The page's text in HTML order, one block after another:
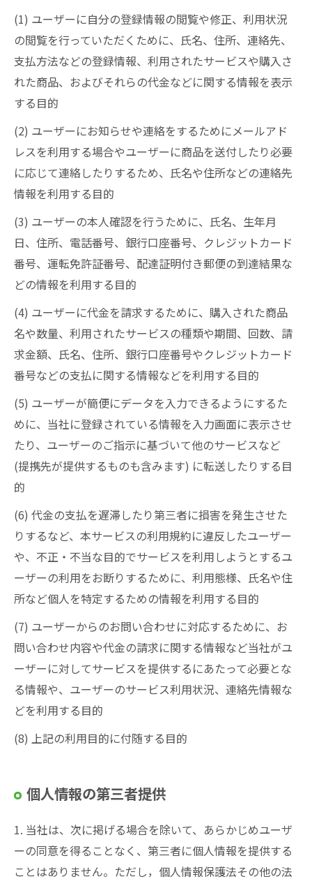
(1) ユーザーに自分の登録情報の閲覧や修正、利用状況
の閲覧を行っていただくために、氏名、住所、連絡先、
支払方法などの登録情報、利用されたサービスや購入さ
れた商品、およびそれらの代金などに関する情報を表示
する目的
(2) ユーザーにお知らせや連絡をするためにメールアド
レスを利用する場合やユーザーに商品を送付したり必要
に応じて連絡したりするため、氏名や住所などの連絡先
情報を利用する目的
(3) ユーザーの本人確認を行うために、氏名、生年月
日、住所、電話番号、銀行口座番号、クレジットカード
番号、運転免許証番号、配達証明付き郵便の到達結果な
どの情報を利用する目的
(4) ユーザーに代金を請求するために、購入された商品
名や数量、利用されたサービスの種類や期間、回数、請
求金額、氏名、住所、銀行口座番号やクレジットカード
番号などの支払に関する情報などを利用する目的
(5) ユーザーが簡便にデータを入力できるようにするた
めに、当社に登録されている情報を入力画面に表示させ
たり、ユーザーのご指示に基づいて他のサービスなど
(提携先が提供するものも含みます) に転送したりする目
的
(6) 代金の支払を遅滞したり第三者に損害を発生させた
りするなど、本サービスの利用規約に違反したユーザー
や、不正・不当な目的でサービスを利用しようとするユ
ーザーの利用をお断りするために、利用態様、氏名や住
所など個人を特定するための情報を利用する目的
(7) ユーザーからのお問い合わせに対応するために、お
問い合わせ内容や代金の請求に関する情報など当社がユ
ーザーに対してサービスを提供するにあたって必要とな
る情報や、ユーザーのサービス利用状況、連絡先情報な
どを利用する目的
(8) 上記の利用目的に付随する目的
個人情報の第三者提供
1. 当社は、次に掲げる場合を除いて、あらかじめユーザ
ーの同意を得ることなく、第三者に個人情報を提供する
ことはありません。ただし，個人情報保護法その他の法